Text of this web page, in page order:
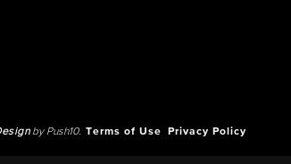
by Push10. Terms of Use Privacy Policy